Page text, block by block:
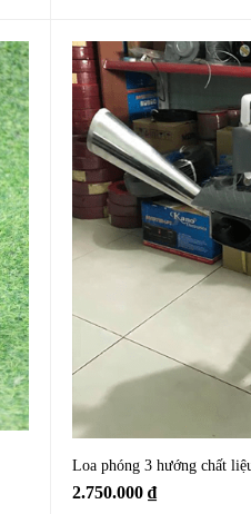
Loa phóng 3 hướng chất
2.750.000 ₫